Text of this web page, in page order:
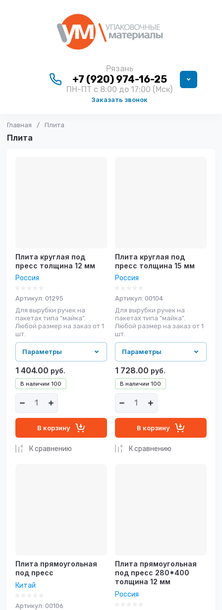
Рязань
+7 (920) 974-16-25
ПН-ПТ с 8:00 до 17:00 (Мск)
Заказать звонок
Главная / Плита
Плита
Плита круглая под
пресс толщина 12 мм
Россия
Артикул: 01295
Для вырубки ручек на
пакетах типа "майка".
Любой размер на заказ от 1
шт.
Параметры
В наличии 100
1 404.00 руб.
В корзину
К сравнению
Плита круглая под
пресс толщина 15 мм
Россия
Артикул: 00104
Для вырубки ручек на
пакетах типа "майка".
Любой размер на заказ от 1
шт.
Параметры
В наличии 100
1 728.00 руб.
В корзину
К сравнению
Плита прямоугольная
под пресс
Китай
Артикул: 00106
Плита прямоугольная
под пресс 280*400
толщина 12 мм
Россия